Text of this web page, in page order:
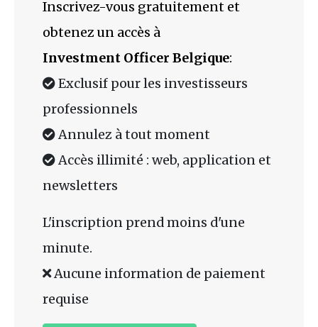
Inscrivez-vous gratuitement et
obtenez un accès à
Investment Officer Belgique:
Exclusif pour les investisseurs
professionnels
Annulez à tout moment
Accès illimité : web, application et
newsletters
L'inscription prend moins d'une
minute.
Aucune information de paiement
requise